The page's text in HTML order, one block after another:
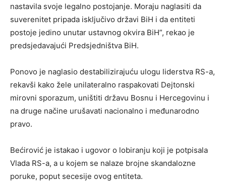
nastavila svoje legalno postojanje. Moraju naglasiti da
suverenitet pripada isključivo državi BiH i da entiteti
postoje jedino unutar ustavnog okvira BiH”, rekao je
predsjedavajući Predsjedništva BiH.
Ponovo je naglasio destabilizirajuću ulogu liderstva RS-a,
rekavši kako žele unilateralno raspakovati Dejtonski
mirovni sporazum, uništiti državu Bosnu i Hercegovinu i
na druge načine urušavati nacionalno i međunarodno
pravo.
Bećirović je istakao i ugovor o lobiranju koji je potpisala
Vlada RS-a, a u kojem se nalaze brojne skandalozne
poruke, poput secesije ovog entiteta.